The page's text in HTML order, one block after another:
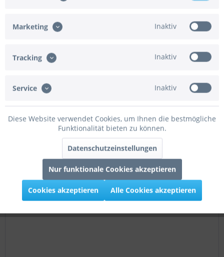
Merken
NEU 100cm
Grabo Folienballon Zahl 6 Soft Matte Sakura Pink 100cm/40"
Marketing Inaktiv
Tracking Inaktiv
Service Inaktiv
Diese Website verwendet Cookies, um Ihnen die bestmögliche
Funktionalität bieten zu können.
Datenschutzeinstellungen
Nur funktionale Cookies akzeptieren
Cookies akzeptieren Alle Cookies akzeptieren